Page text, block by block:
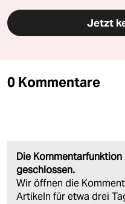
Jetzt
0 Kommentare
Die
geschlossen.
Wir öffnen die
Artikeln für etwa drei